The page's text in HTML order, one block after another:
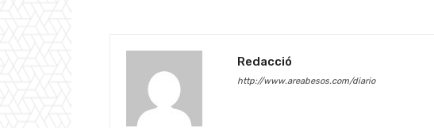
Redacció
http://www.areabesos.com/diario